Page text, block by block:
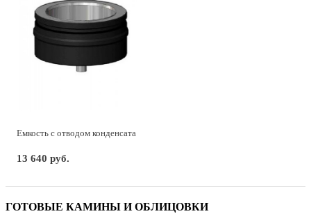
Емкость с отводом конденсата
13 640 руб.
ГОТОВЫЕ КАМИНЫ И ОБЛИЦОВКИ